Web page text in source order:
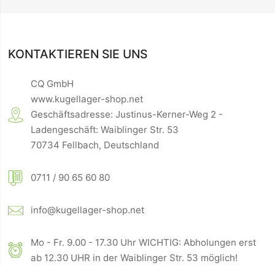
KONTAKTIEREN SIE UNS
CQ GmbH
www.kugellager-shop.net
Geschäftsadresse: Justinus-Kerner-Weg 2 -
Ladengeschäft: Waiblinger Str. 53
70734 Fellbach, Deutschland
0711 / 90 65 60 80
info@kugellager-shop.net
Mo - Fr. 9.00 - 17.30 Uhr WICHTIG: Abholungen erst
ab 12.30 UHR in der Waiblinger Str. 53 möglich!